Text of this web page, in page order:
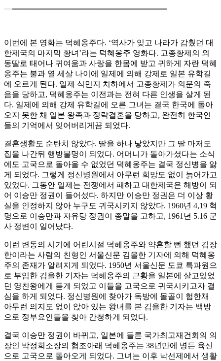
이번에 본 영화는 덕혜옹주다. ‘역사가 잊고 나라가 감췄던 대
한제국의 마지막 황녀’라는 덕혜옹주 영화다. 고종황제의 외
동딸로 태어나 귀여움과 사랑을 한몸에 받고 귀하게 자란 덕혜
옹주는 불과 열 세살 나이에 일제에 의해 강제로 일본 유학길
에 오르게 된다. 일제 식민지 치하에서 고종황제가 의문의 죽
음을 당하고, 덕혜옹주는 이전과는 전혀 다른 인생을 살게 된
다. 일제에 의해 강제 유학길에 오른 그녀는 결국 한국에 돌아
오지 못한 채 일본 왕족과 정략결혼을 당하고, 완전히 한국인
들의 기억에서 잊어버리게끔 되었다.
결혼생활도 순탄치 않았다. 딸을 하나 낳았지만 그 딸 마저도
집을 나간뒤 행방불명이 되었다. 어머니가 돌아가셨다는 소식
에도 고국으로 돌아올 수 없었던 덕혜옹주는 결국 정신병을 앓
게 되었다. 그렇게 정신병원에서 아무런 희망도 없이 늙어가고
있었다. 그동안 일제는 전쟁에서 패하고 대한제국은 해방이 되
어 이승만 정권이 들어섰다. 하지만 이승만 정권은 더 이상 황
실을 인정하지 않아 누구도 귀국시키지 않았다. 1960년 4,19 혁
명으로 이승만과 자유당 정권이 종말을 고하고, 1961년 5.16 군
사 정변이 일어났다.
이런 변동의 시기에 어린시절 덕혜옹주와 약혼할 뻔 했던 김장
한이라는 사람의 친형인 서울신문 김을한 기자에 의해 덕혜옹
주의 존재가 알려지게 되었다. 1950년 서울신문 도쿄 특파원으
로 부임한 김을한 기자는 덕혜옹주의 근황을 일본에 살고있었
던 영친왕에게 듣게 되었고 이들을 고국으로 귀국시키고자 결
심을 하게 되었다. 정신병원에 찾아가 독방에 몰골이 험한채
아무런 의지도 없이 앉아 있는 왕녀를 본 김을한 기자는 백방
으로 정부요인들을 찾아 간청하게 되었다.
결국 이승만 정권이 바뀌고, 일본에 들른 국가최고재건회의 의
장인 박정희소장의 협조아래 덕혜옹주는 38년만에 병든 육신
으로 고국으로 돌아오게 되었다. 그녀는 이후 낙선제에서 생활